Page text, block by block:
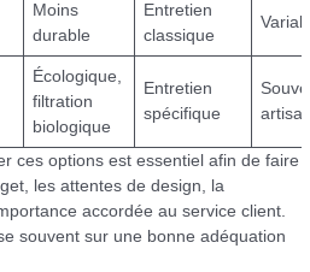
Moins
durable
Entretien
classique
Écologique,
filtration
biologique
Entretien
spécifique
ces options est essentiel afin de faire
les attentes de design, la
accordée au service client.
souvent sur une bonne adéquation